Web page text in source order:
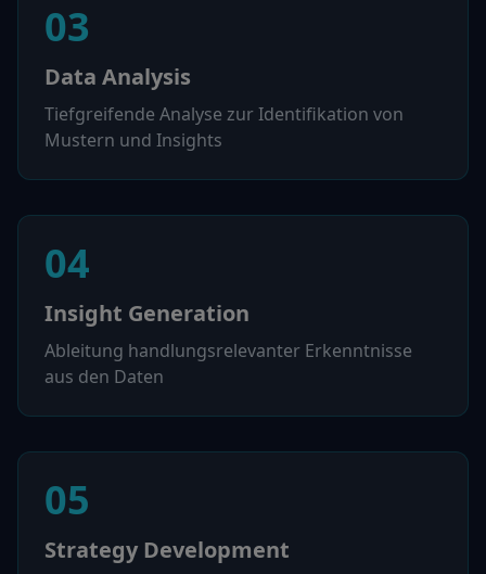
03
Data Analysis
Tiefgreifende Analyse zur Identifikation von
Mustern und Insights
04
Insight Generation
Ableitung handlungsrelevanter Erkenntnisse
aus den Daten
05
Strategy Development